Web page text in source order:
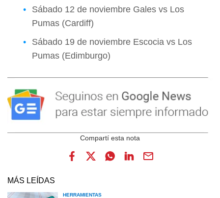
Sábado 12 de noviembre Gales vs Los
Pumas (Cardiff)
Sábado 19 de noviembre Escocia vs Los
Pumas (Edimburgo)
MÁS LEÍDAS
HERRAMIENTAS